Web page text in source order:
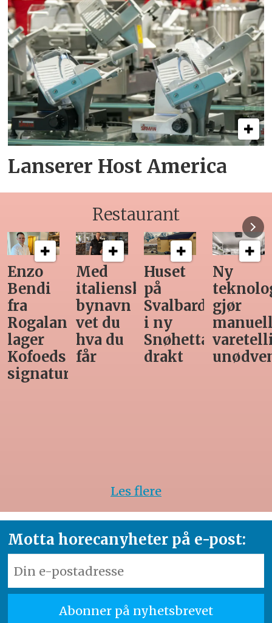
Lanserer Host America
Restaurant
Med
italiensk
bynavn
vet du
hva du
får
Huset
på
Svalbard
i ny
Snøhetta-
drakt
Ny
teknologi
gjør
manuell
varetelling
unødvendig
Siste
Horeca-
før
Les flere
Motta horecanyheter på e-post: